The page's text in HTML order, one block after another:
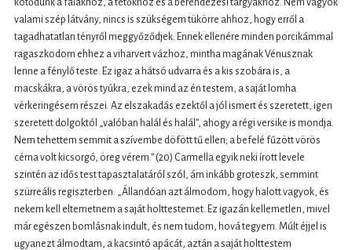
valami szép látvány, nincs is szükségem tükörre ahhoz, hogy erről a
tagadhatatlan tényről meggyőződjek. Ennek ellenére minden porcikámmal
ragaszkodom ehhez a viharvert vázhoz, mintha magának Vénusznak
lenne a fénylő teste. Ez igaz a hátsó udvarra és a kis szobára is, a
macskákra, a vörös tyúkra, ezek mind az én testem, a saját lomha
vérkeringésem részei. Az elszakadás ezektől a jól ismert és szeretett, igen
szeretett dolgoktól „valóban halál és halál”, ahogy a régi versike is mondja.
Nem tehettem semmit a szívembe döfött tű ellen; a befelé fűzött vörös
cérna volt kicsorgó, öreg vérem.” (20) Carmella egyik neki írott levele
szintén az idős test tapasztalatáról szól, ám inkább groteszk, semmint
szürreális regiszterben: „Állandóan azt álmodom, hogy halott vagyok, és
nekem kell eltemetnem a saját holttestemet. Ez igazán kellemetlen, mivel
már egészen bomlásnak indult, és nem tudom, hová tegyem. Múlt éjjel is
ugyanezt álmodtam, a kacsintó apácát, aztán a saját holttestem